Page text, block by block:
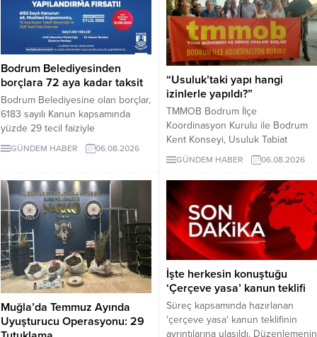
Bodrum Belediyesinden
borçlara 72 aya kadar taksit
Bodrum Belediyesine olan borçlar,
6183 sayılı Kanun kapsamında
yüzde 29 tecil faiziyle
taksitlendirilebilecek. Gerçek
kişiler için 48 aya, belirli koşulları
kadar taksit uygulanacak. Son
başvuru tarihi 31 Ağustos 2026.
GÜNDEM HABER 06.08.2026
“Usuluk’taki yapı hangi
izinlerle yapıldı?”
TMMOB Bodrum İlçe
Koordinasyon Kurulu ile Bodrum
Kent Konseyi, Usuluk Tabiat
Parkı’ndaki “flamingo yapısı” ve
diğer uygulamaların dayandığı
izinlerin açıklanmasını istedi.
Yapılan açıklamada, geçmiş yargı
kararlarının uygulanması ve
korunan alanda geri dönüşü
olmayan müdahalelerden
kaçınılması çağrısında bulunuldu.
GÜNDEM HABER 06.08.2026
Muğla’da Temmuz Ayında
Uyuşturucu Operasyonu: 29
İşte herkesin konuştuğu
‘Çerçeve yasa’ kanun teklifi
Süreç kapsamında hazırlanan
'çerçeve yasa' kanun teklifinin
ayrıntılarına ulaşıldı. Düzenlemenin